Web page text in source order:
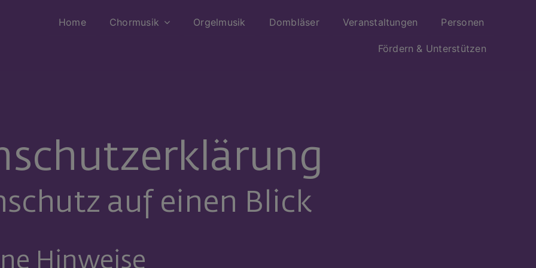
Home Chormusik Orgelmusik Dombläser Veranstaltungen Personen
Fördern & Unterstützen
auf einen Blick
Hinweise